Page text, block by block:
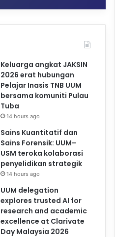
Keluarga angkat JAKSIN
2026 erat hubungan
Pelajar Inasis TNB UUM
bersama komuniti Pulau
Tuba
14 hours ago
Sains Kuantitatif dan
Sains Forensik: UUM–
USM teroka kolaborasi
penyelidikan strategik
14 hours ago
UUM delegation
explores trusted AI for
research and academic
excellence at Clarivate
Day Malaysia 2026